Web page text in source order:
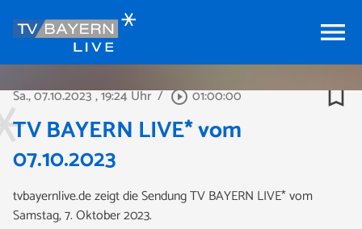
menu
Sa., 07.10.2023, 19:24 Uhr / play_circle_outline01:00:00 bookmark_border
TV BAYERN LIVE* vom
07.10.2023
tvbayernlive.de zeigt die Sendung TV BAYERN LIVE* vom
Samstag, 7. Oktober 2023.